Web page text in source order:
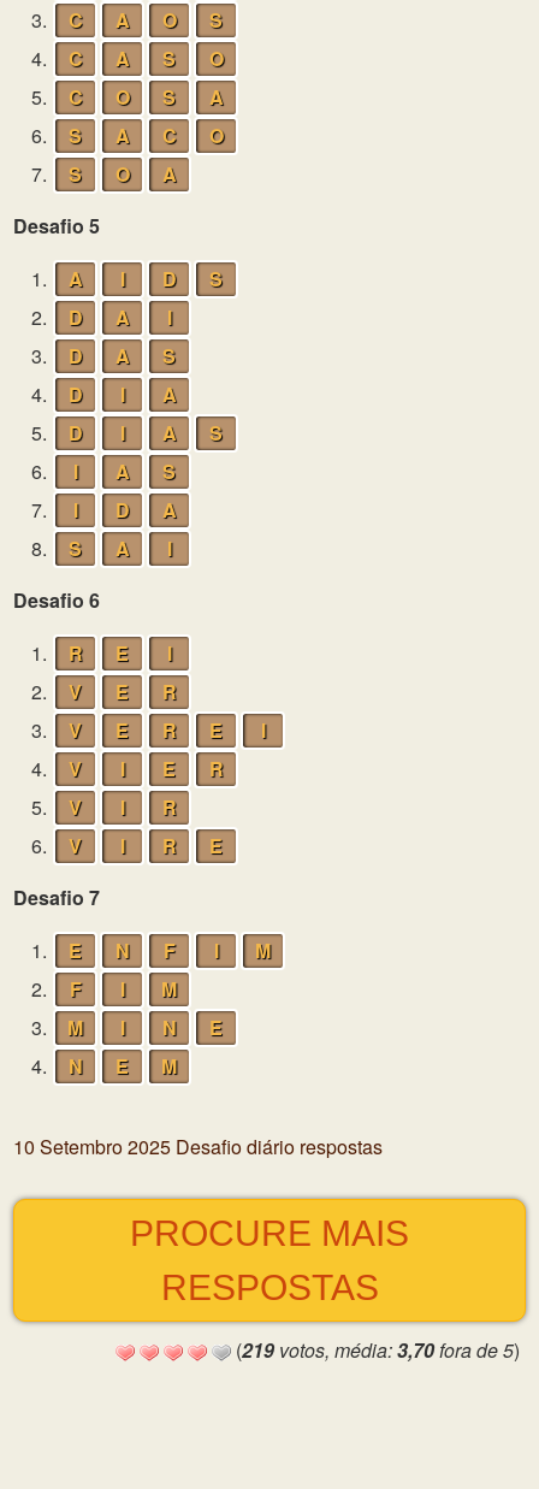
3.
C A O
S
4.
C A S
O
5.
C O S
A
6.
S A C
O
7.
S O
A
Desafio 5
1.
A I D
S
2.
D A
I
3.
D A
S
4.
D I
A
5.
D I A
S
6.
I A
S
7.
I D
A
8.
S A
I
Desafio 6
1.
R E
I
2.
V E
R
3.
V E R E
I
4.
V I E
R
5.
V I
R
6.
V I R
E
Desafio 7
1.
E N F I
M
2.
F I
M
3.
M I N
E
4.
N E M
10 Setembro 2025 Desafio diário respostas
PROCURE MAIS
RESPOSTAS
(219 votos, média:3,70fora de 5)